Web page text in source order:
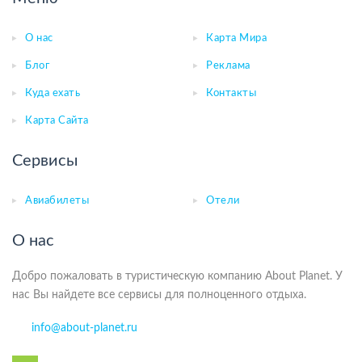
О нас Карта Мира
Блог Реклама
Куда ехать Контакты
Карта Сайта
Сервисы
Авиабилеты Отели
О нас
Добро пожаловать в туристическую компанию About Planet. У
нас Вы найдете все сервисы для полноценного отдыха.
info@about-planet.ru